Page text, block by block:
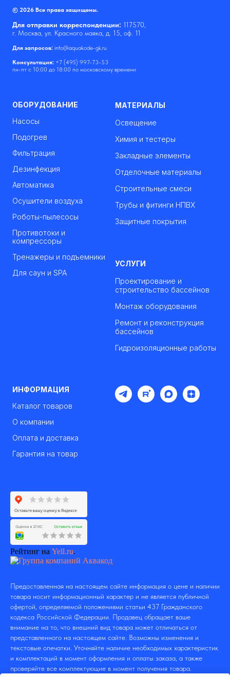
© 2026 Все права защищены.
Для отправки корреспонденции: 117570,
г. Москва, ул. Красного маяка, д. 15, оф. 11
Для запросов: info@aquakode-gk.ru
Консультация: +7 (495) 997-73-53
пн-пт с 10:00 до 18:00 по московскому времени
ОБОРУДОВАНИЕ
Насосы
Подогрев
Фильтрация
Дезинфекция
Автоматика
Осушители воздуха
Роботы-пылесосы
Противотоки и
компрессоры
Тренажеры и подъемники
Для саун и SPA
МАТЕРИАЛЫ
Освещение
Химия и тестеры
Закладные элементы
Отделочные материалы
Строительные смеси
Трубы и фитинги НПВХ
Защитные покрытия
УСЛУГИ
Проектирование и
строительство бассейнов
Монтаж оборудования
Ремонт и реконструкция
бассейнов
Гидроизоляционные работы
ИНФОРМАЦИЯ
Каталог товаров
О компании
Оплата и доставка
Гарантия на товар
Рейтинг на Yell.ru.
Предоставленная на настоящем сайте информация о цене и наличии
товара носит информационный характер и не является публичной
офертой, определяемой положениями статьи 437 Гражданского
кодекса Российской Федерации. Продавец обращает ваше
внимание на то, что внешний вид товара может отличаться от
представленного на настоящем сайте. Возможны изменения и
текстовые опечатки. Уточняйте наличие необходимых характеристик
и комплектаций в момент оформления и оплаты заказа, а также
проверяйте все комплектующие в момент получения товара.